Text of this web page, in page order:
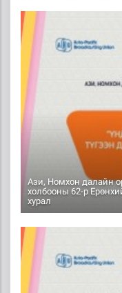
Ази, Номхон далайн
холбооны 62-р
хурал